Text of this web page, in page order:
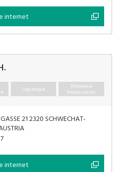
internet
Logistique Hôtellerie
Restauration
21 2320 SCHWECHAT-
internet